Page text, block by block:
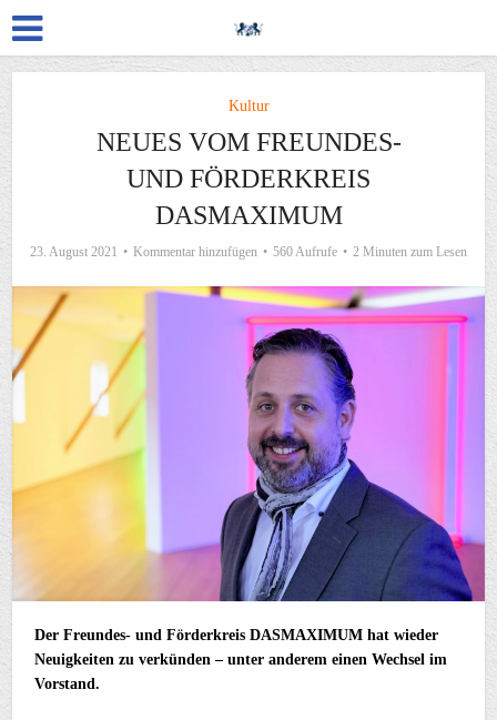
Kultur
NEUES VOM FREUNDES-
UND FÖRDERKREIS
DASMAXIMUM
23. August 2021 Kommentar hinzufügen 560 Aufrufe 2 Minuten zum Lesen
Der Freundes- und Förderkreis DASMAXIMUM hat wieder
Neuigkeiten zu verkünden – unter anderem einen Wechsel im
Vorstand.